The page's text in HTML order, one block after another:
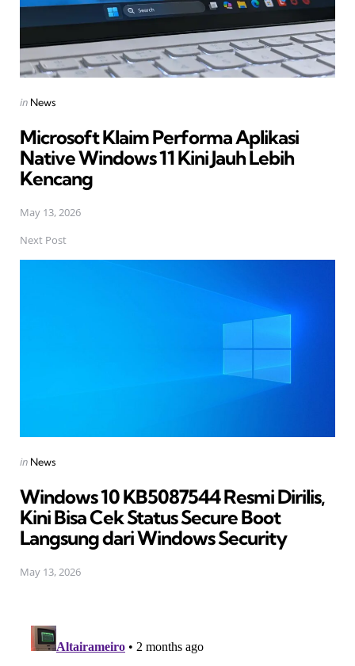
Posted
in News
Microsoft Klaim Performa Aplikasi
Native Windows 11 Kini Jauh Lebih
Kencang
May 13, 2026
Next Post
Posted
in News
Windows 10 KB5087544 Resmi Dirilis,
Kini Bisa Cek Status Secure Boot
Langsung dari Windows Security
May 13, 2026